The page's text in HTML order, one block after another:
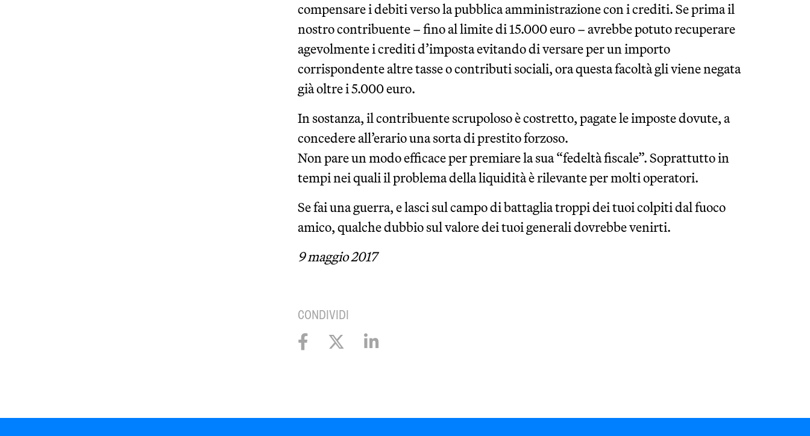
compensare i debiti verso la pubblica amministrazione con i crediti. Se prima il
nostro contribuente – fino al limite di 15.000 euro – avrebbe potuto recuperare
agevolmente i crediti d’imposta evitando di versare per un importo
corrispondente altre tasse o contributi sociali, ora questa facoltà gli viene negata
già oltre i 5.000 euro.
In sostanza, il contribuente scrupoloso è costretto, pagate le imposte dovute, a
concedere all’erario una sorta di prestito forzoso.
Non pare un modo efficace per premiare la sua “fedeltà fiscale”. Soprattutto in
tempi nei quali il problema della liquidità è rilevante per molti operatori.
Se fai una guerra, e lasci sul campo di battaglia troppi dei tuoi colpiti dal fuoco
amico, qualche dubbio sul valore dei tuoi generali dovrebbe venirti.
9 maggio 2017
CONDIVIDI